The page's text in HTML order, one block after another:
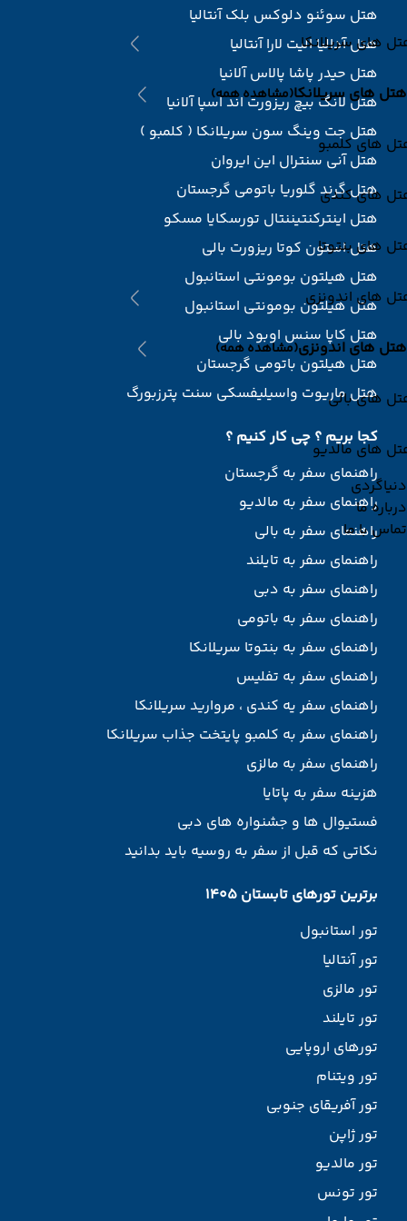
های سریلانکا
هتل های سریلانکا(مشاهده همه)
های کلمبو
های کندی
های بنتوتا
های اندونزی
هتل های اندونزی(مشاهده همه)
های بالی
های مالدیو
دنیاگردی
درباره ما
تماس با ما
هتل سوئنو دلوکس بلک آنتالیا
هتل آدالیا الیت لارا آنتالیا
هتل حیدر پاشا پالاس آلانیا
هتل لانگ بیچ ریزورت اند اسپا آلانیا
هتل جت وینگ سون سریلانکا ( کلمبو )
هتل آنی سنترال این ایروان
هتل گرند گلوریا باتومی گرجستان
هتل اینترکنتیننتال تورسکایا مسکو
هتل استون کوتا ریزورت بالی
هتل هیلتون بومونتی استانبول
هتل هیلتون بومونتی استانبول
هتل کاپا سنس اوبود بالی
هتل هیلتون باتومی گرجستان
هتل ماریوت واسیلیفسکی سنت پترزبورگ
کجا بریم ؟ چی کار کنیم ؟
راهنمای سفر به گرجستان
راهنمای سفر به مالدیو
راهنمای سفر به بالی
راهنمای سفر به تایلند
راهنمای سفر به دبی
راهنمای سفر به باتومی
راهنمای سفر به بنتوتا سریلانکا
راهنمای سفر به تفلیس
راهنمای سفر یه کندی ، مروارید سریلانکا
راهنمای سفر به کلمبو پایتخت جذاب سریلانکا
راهنمای سفر به مالزی
هزینه سفر به پاتایا
فستیوال ها و جشنواره های دبی
نکاتی که قبل از سفر به روسیه باید بدانید
برترین تورهای تابستان 1405
تور استانبول
تور آنتالیا
تور مالزی
تور تایلند
تورهای اروپایی
تور ویتنام
تور آفریقای جنوبی
تور ژاپن
تور مالدیو
تور تونس